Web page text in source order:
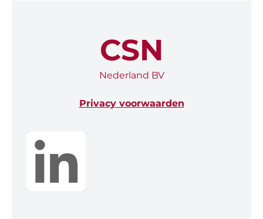
CSN
Nederland BV
Privacy voorwaarden